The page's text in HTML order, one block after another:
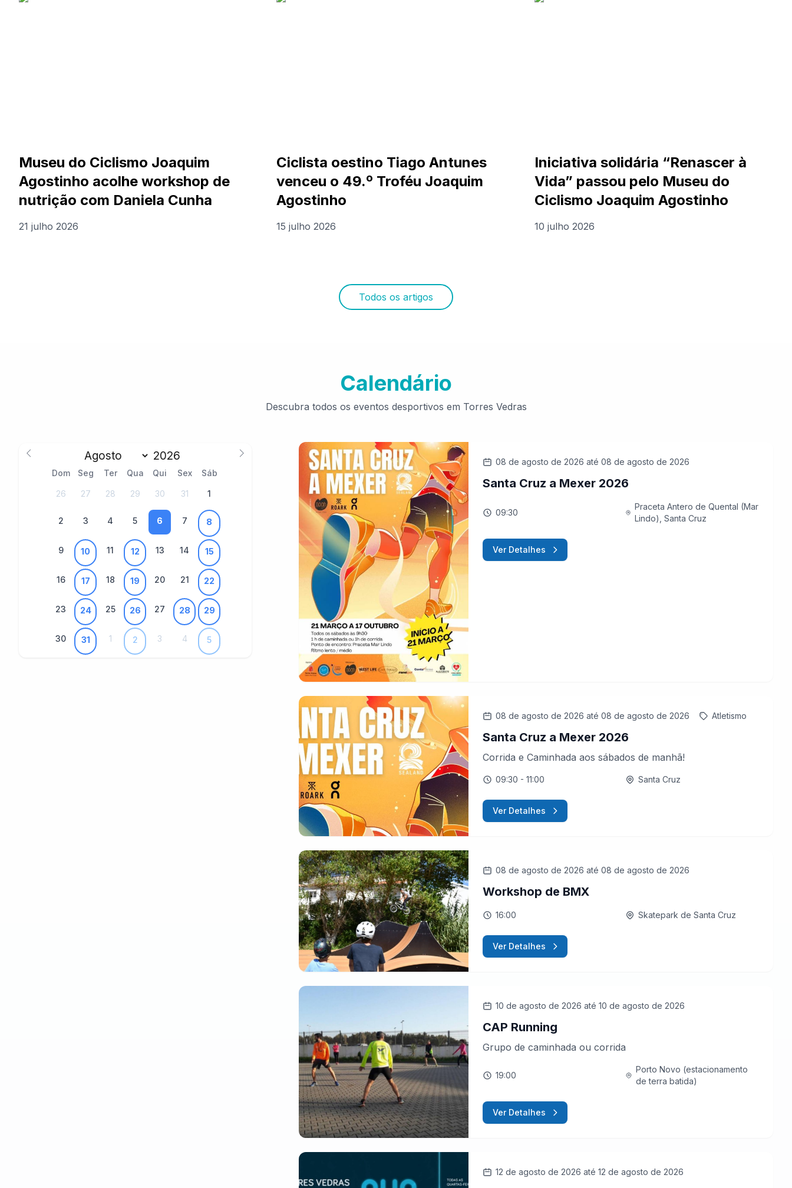
Museu do Ciclismo Joaquim
Agostinho acolhe workshop de
nutrição com Daniela Cunha
21 julho 2026
Ciclista oestino Tiago Antunes
venceu o 49.º Troféu Joaquim
Agostinho
15 julho 2026
Iniciativa solidária “Renascer à
Vida” passou pelo Museu do
Ciclismo Joaquim Agostinho
10 julho 2026
Todos os artigos
Calendário
Descubra todos os eventos desportivos em Torres Vedras
Dom Seg Ter Qua Qui Sex Sáb
26 27 28 29 30 31 1
2 3 4 5 6 7 8
9 10 11 12 13 14 15
16 17 18 19 20 21 22
23 24 25 26 27 28 29
30 31 1 2 3 4 5
08 de agosto de 2026 até 08 de agosto de 2026
Santa Cruz a Mexer 2026
09:30
Praceta Antero de Quental (Mar
Lindo), Santa Cruz
Ver Detalhes
08 de agosto de 2026 até 08 de agosto de 2026 Atletismo
Santa Cruz a Mexer 2026
Corrida e Caminhada aos sábados de manhã!
09:30 - 11:00 Santa Cruz
Ver Detalhes
08 de agosto de 2026 até 08 de agosto de 2026
Workshop de BMX
16:00 Skatepark de Santa Cruz
Ver Detalhes
10 de agosto de 2026 até 10 de agosto de 2026
CAP Running
Grupo de caminhada ou corrida
19:00
Porto Novo (estacionamento
de terra batida)
Ver Detalhes
12 de agosto de 2026 até 12 de agosto de 2026